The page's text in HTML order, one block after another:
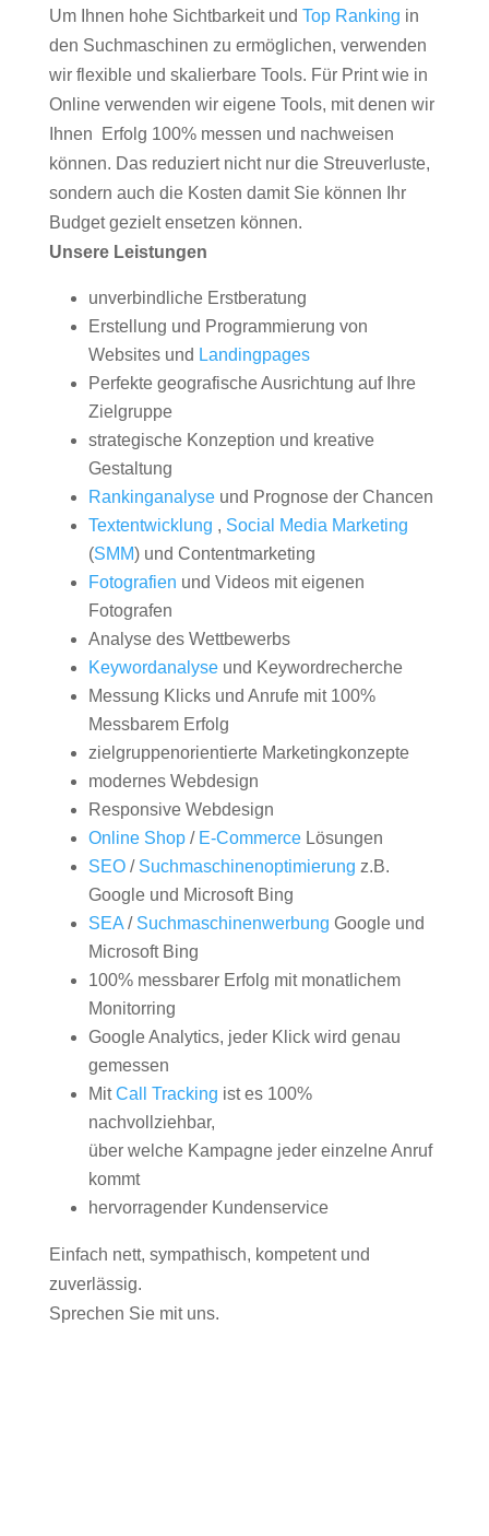
Um Ihnen hohe Sichtbarkeit und Top Ranking in
den Suchmaschinen zu ermöglichen, verwenden
wir flexible und skalierbare Tools. Für Print wie in
Online verwenden wir eigene Tools, mit denen wir
Ihnen Erfolg 100% messen und nachweisen
können. Das reduziert nicht nur die Streuverluste,
sondern auch die Kosten damit Sie können Ihr
Budget gezielt ensetzen können.
Unsere Leistungen
unverbindliche Erstberatung
Erstellung und Programmierung von
Websites und Landingpages
Perfekte geografische Ausrichtung auf Ihre
Zielgruppe
strategische Konzeption und kreative
Gestaltung
Rankinganalyseund Prognose der Chancen
Textentwicklung , Social Media Marketing
(SMM) und Contentmarketing
Fotografien und Videos mit eigenen
Fotografen
Analyse des Wettbewerbs
Keywordanalyseund Keywordrecherche
Messung Klicks und Anrufe mit 100%
Messbarem Erfolg
zielgruppenorientierte Marketingkonzepte
modernes Webdesign
Responsive Webdesign
Online Shop/ E-CommerceLösungen
SEO/ Suchmaschinenoptimierung z.B.
Google und Microsoft Bing
SEA/ Suchmaschinenwerbung Google und
Microsoft Bing
100% messbarer Erfolg mit monatlichem
Monitorring
Google Analytics, jeder Klick wird genau
gemessen
MitCall Tracking ist es 100%
nachvollziehbar,
über welche Kampagne jeder einzelne Anruf
kommt
hervorragender Kundenservice
Einfach nett, sympathisch, kompetent und
zuverlässig.
Sprechen Sie mit uns.